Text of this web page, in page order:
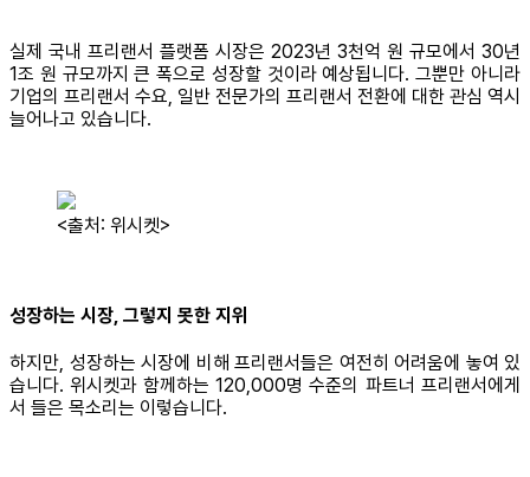
실제 국내 프리랜서 플랫폼 시장은 2023년 3천억 원 규모에서 30년
1조 원 규모까지 큰 폭으로 성장할 것이라 예상됩니다. 그뿐만 아니라
기업의 프리랜서 수요, 일반 전문가의 프리랜서 전환에 대한 관심 역시
늘어나고 있습니다.
<출처: 위시켓>
성장하는 시장, 그렇지 못한 지위
하지만, 성장하는 시장에 비해 프리랜서들은 여전히 어려움에 놓여 있
습니다. 위시켓과 함께하는 120,000명 수준의 파트너 프리랜서에게
서 들은 목소리는 이렇습니다.